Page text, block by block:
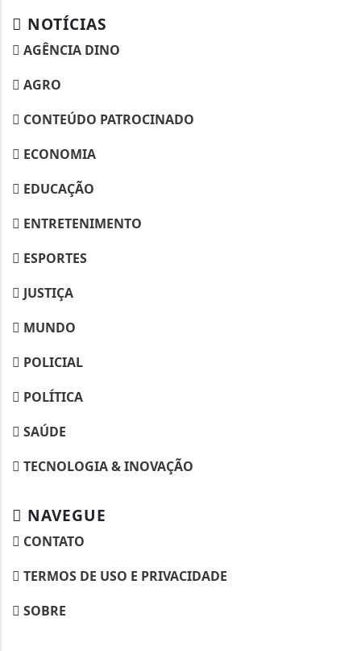
NOTÍCIAS
AGÊNCIA DINO
AGRO
CONTEÚDO PATROCINADO
ECONOMIA
EDUCAÇÃO
ENTRETENIMENTO
ESPORTES
JUSTIÇA
MUNDO
POLICIAL
POLÍTICA
SAÚDE
TECNOLOGIA & INOVAÇÃO
NAVEGUE
CONTATO
TERMOS DE USO E PRIVACIDADE
SOBRE